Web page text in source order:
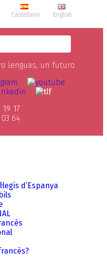
Castellano English
lenguas, un futuro
19 17
03 64
d’Espanya